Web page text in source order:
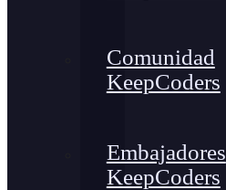
Comunidad
KeepCoders
Embajadores
KeepCoders